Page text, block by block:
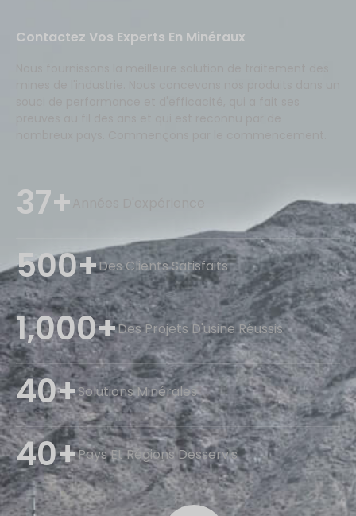
Contactez Vos Experts En Minéraux
37+
500+Des Clients Satisfaits
1,000+Des Projets D'usine Réussis
40+Solutions Minérales
40+Pays Et Régions Desservis